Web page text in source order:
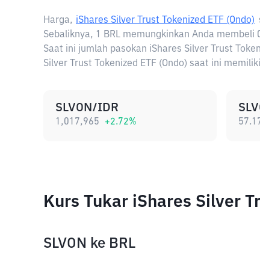
Harga, iShares Silver Trust Tokenized ETF (Ondo)
Sebaliknya, 1 BRL memungkinkan Anda membeli
Saat ini jumlah pasokan iShares Silver Trust
Silver Trust Tokenized ETF (Ondo) saat ini
SLVON/IDR
1,017,965 +2.72%
Kurs Tukar iShares Silver
SLVON ke BRL